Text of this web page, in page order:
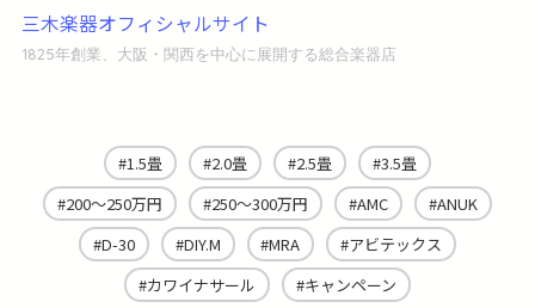
三木楽器オフィシャルサイト
1825年創業、大阪・関西を中心に展開する総合楽器店
1.5畳 2.0畳 2.5畳
3.5畳
200～250万円
250～300万円 AMC
ANUK
D-30
DIY.M MRA
アビテックス
カワイナサール
キャンペーン